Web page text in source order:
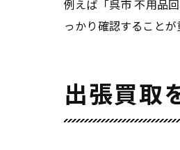
例えば「呉市 不用品
っかり確認することが
出張買取